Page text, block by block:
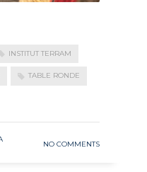
INSTITUT TERRAM
TABLE RONDE
NO COMMENTS